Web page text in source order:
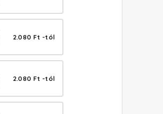
2.080 Ft -tól
2.080 Ft -tól